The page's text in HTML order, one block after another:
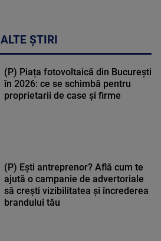
ALTE ȘTIRI
(P) Piața fotovoltaică din București
în 2026: ce se schimbă pentru
proprietarii de case și firme
(P) Ești antreprenor? Află cum te
ajută o campanie de advertoriale
să crești vizibilitatea și încrederea
brandului tău